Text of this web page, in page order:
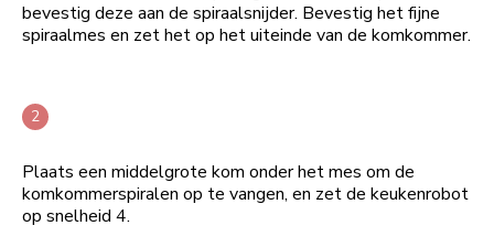
bevestig deze aan de spiraalsnijder. Bevestig het fijne
spiraalmes en zet het op het uiteinde van de komkommer.
Plaats een middelgrote kom onder het mes om de
komkommerspiralen op te vangen, en zet de keukenrobot
op snelheid 4.